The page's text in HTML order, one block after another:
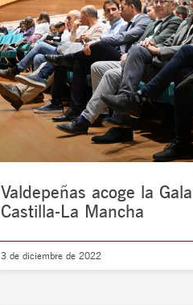
Valdepeñas acoge la
Castilla-La Mancha
3 de diciembre de 2022